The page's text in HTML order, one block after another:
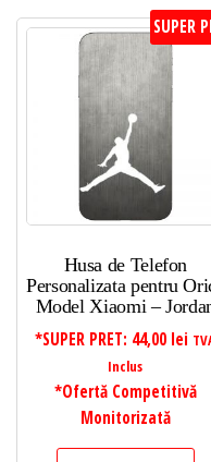
SUPER
Husa de Telefon
Personalizata pentru
Model Xiaomi –
*SUPER PRET: 44,00 lei
Inclus
*Ofertă Competitivă
Monitorizată